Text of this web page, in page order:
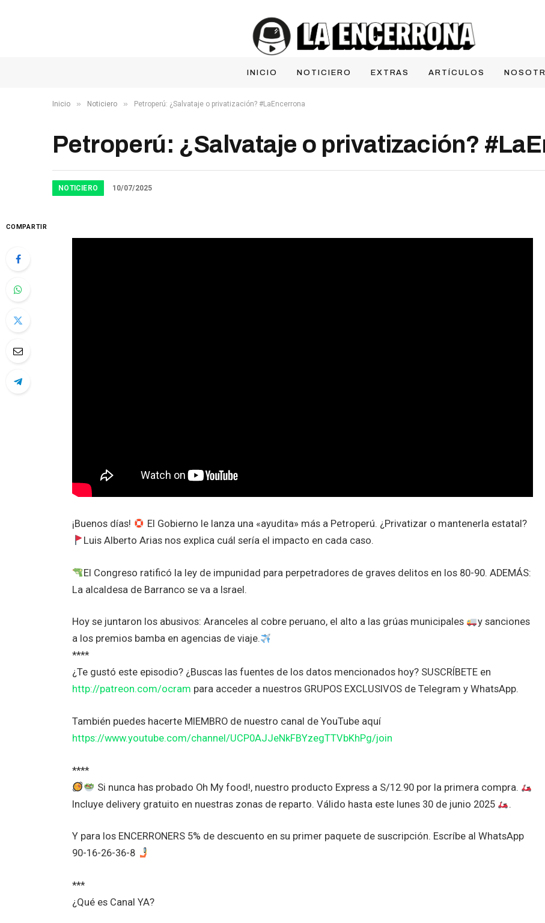
INICIO NOTICIERO EXTRAS ARTÍCULOS
Inicio » Noticiero » Petroperú: ¿Salvataje o privatización? #LaEncerrona
Petroperú: ¿Salvataje o privatización?
NOTICIERO 10/07/2025
COMPARTIR
¡Buenos días!
El Gobierno le lanza una «ayudita» más a Petroperú. ¿Privatizar o mantenerla estatal?
Luis Alberto Arias nos explica cuál sería el impacto en cada caso.
El Congreso ratificó la ley de impunidad para perpetradores de graves delitos en los 80-90. ADEMÁS:
La alcaldesa de Barranco se va a Israel.
Hoy se juntaron los abusivos: Aranceles al cobre peruano, el alto a las grúas municipales
y sanciones
a los premios bamba en agencias de viaje.
****
¿Te gustó este episodio? ¿Buscas las fuentes de los datos mencionados hoy? SUSCRÍBETE en
http://patreon.com/ocram para acceder a nuestros GRUPOS EXCLUSIVOS de Telegram y WhatsApp.
También puedes hacerte MIEMBRO de nuestro canal de YouTube aquí
https://www.youtube.com/channel/UCP0AJJeNkFBYzegTTVbKhPg/join
****
Si nunca has probado Oh My food!, nuestro producto Express a S/12.90 por la primera compra.
Incluye delivery gratuito en nuestras zonas de reparto. Válido hasta este lunes 30 de junio 2025
.
Y para los ENCERRONERS 5% de descuento en su primer paquete de suscripción. Escríbe al WhatsApp
90-16-26-36-8
***
¿Qué es Canal YA?